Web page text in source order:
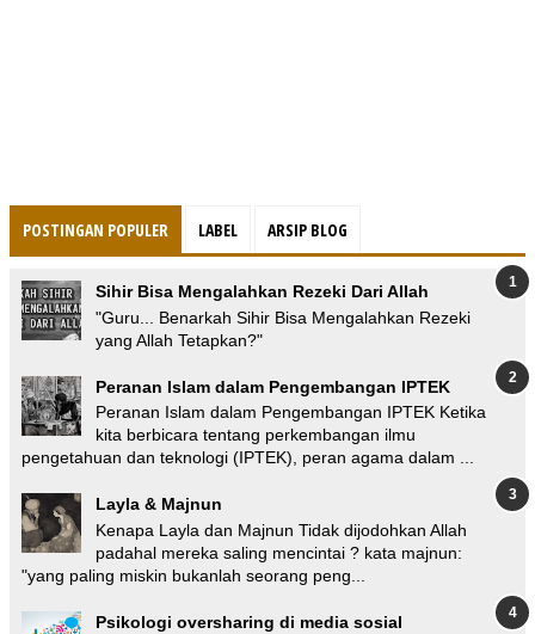
POSTINGAN POPULER LABEL ARSIP BLOG
Sihir Bisa Mengalahkan Rezeki Dari Allah
"Guru... Benarkah Sihir Bisa Mengalahkan Rezeki
yang Allah Tetapkan?"
Peranan Islam dalam Pengembangan IPTEK
Peranan Islam dalam Pengembangan IPTEK Ketika
kita berbicara tentang perkembangan ilmu
pengetahuan dan teknologi (IPTEK), peran agama dalam ...
Layla & Majnun
Kenapa Layla dan Majnun Tidak dijodohkan Allah
padahal mereka saling mencintai ? kata majnun:
"yang paling miskin bukanlah seorang peng...
Psikologi oversharing di media sosial